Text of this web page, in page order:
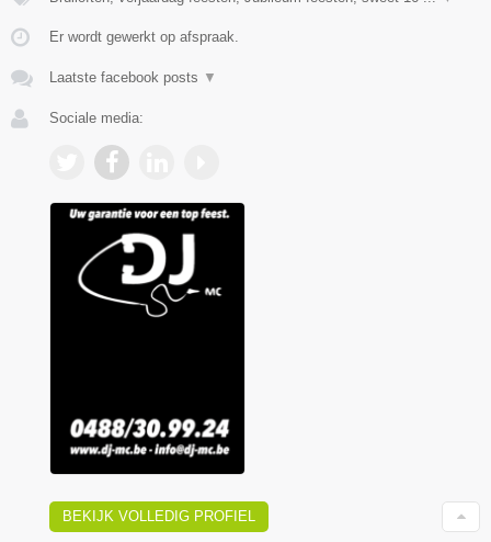
Er wordt gewerkt op afspraak.
Laatste facebook posts ▼
Sociale media:
BEKIJK VOLLEDIG PROFIEL